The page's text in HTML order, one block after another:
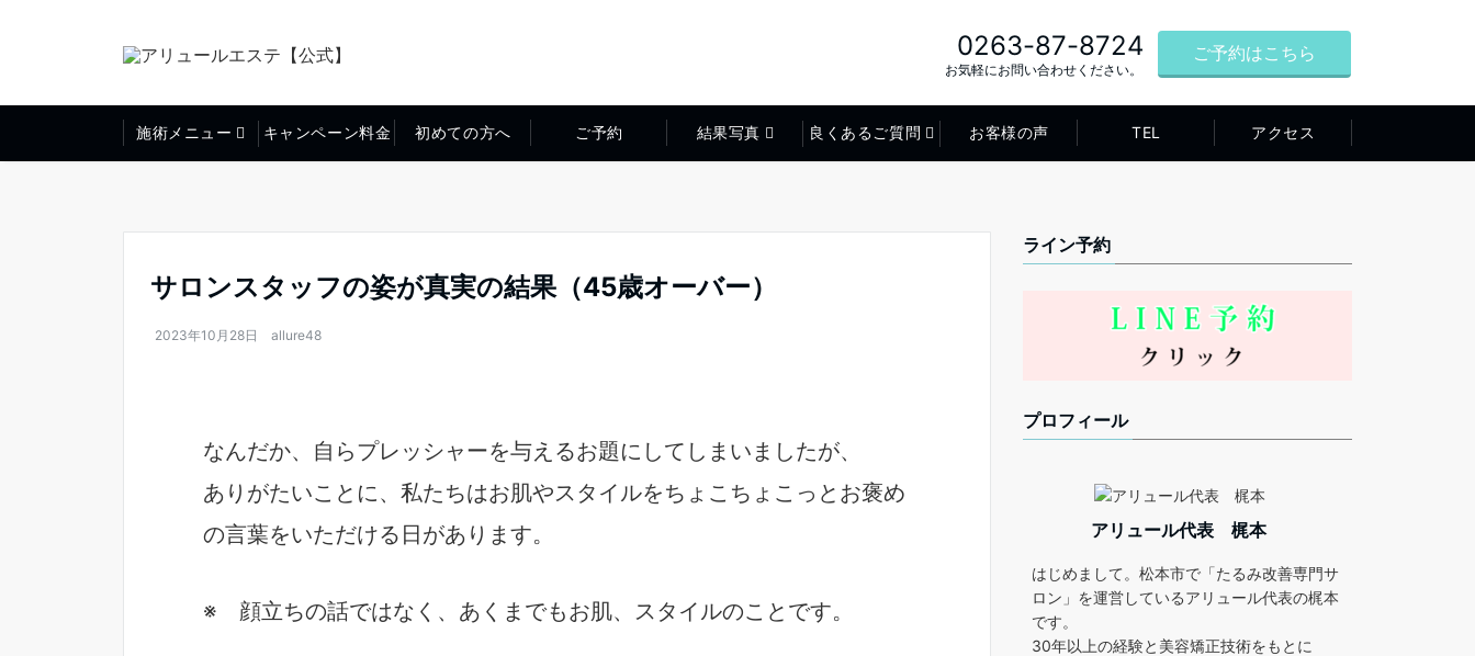
0263-87-8724
お気軽にお問い合わせください。
ご予約はこちら
施術メニュー キャンペーン料金 初めての方へ ご予約 結果写真 良くあるご質問 お客様の声 TEL アクセス
サロンスタッフの姿が真実の結果（45歳オーバー）
2023年10月28日 allure48
なんだか、自らプレッシャーを与えるお題にしてしまいましたが、
ありがたいことに、私たちはお肌やスタイルをちょこちょこっとお褒め
の言葉をいただける日があります。
※ 顔立ちの話ではなく、あくまでもお肌、スタイルのことです。
ライン予約
プロフィール
アリュール代表 梶本
はじめまして。松本市で「たるみ改善専門サ
ロン」を運営しているアリュール代表の梶本
です。
30年以上の経験と美容矯正技術をもとに